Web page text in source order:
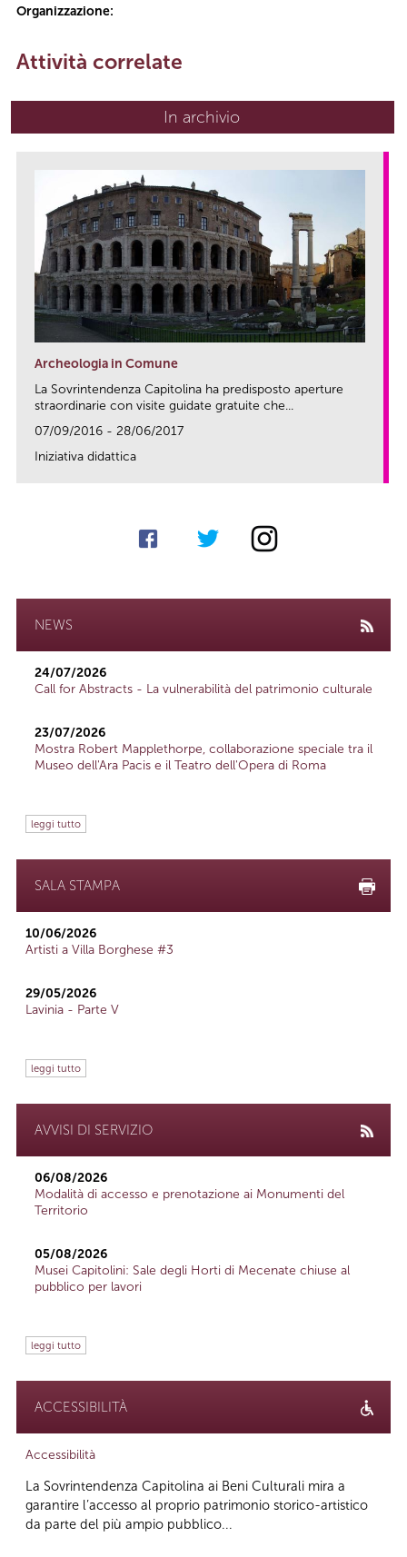
Organizzazione:
Attività correlate
In archivio
Archeologia in Comune
La Sovrintendenza Capitolina ha predisposto aperture
straordinarie con visite guidate gratuite che...
07/09/2016 - 28/06/2017
Iniziativa didattica
NEWS
24/07/2026
Call for Abstracts - La vulnerabilità del patrimonio culturale
23/07/2026
Mostra Robert Mapplethorpe, collaborazione speciale tra il
Museo dell'Ara Pacis e il Teatro dell'Opera di Roma
leggi tutto
SALA STAMPA
10/06/2026
Artisti a Villa Borghese #3
29/05/2026
Lavinia - Parte V
leggi tutto
AVVISI DI SERVIZIO
06/08/2026
Modalità di accesso e prenotazione ai Monumenti del
Territorio
05/08/2026
Musei Capitolini: Sale degli Horti di Mecenate chiuse al
pubblico per lavori
leggi tutto
ACCESSIBILITÀ
Accessibilità
La Sovrintendenza Capitolina ai Beni Culturali mira a
garantire l’accesso al proprio patrimonio storico-artistico
da parte del più ampio pubblico...